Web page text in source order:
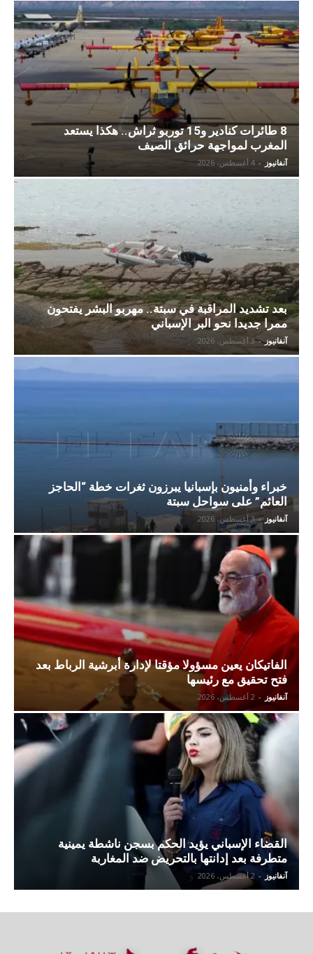
8 طائرات كنادير و15 توربو ثراش.. هكذا يستعد
المغرب لمواجهة حرائق الصيف
آنفانيوز - 4 أغسطس، 2026
بعد تشديد المراقبة في سبتة.. مهربو البشر يفتحون
ممرا جديدا نحو البر الإسباني
آنفانيوز - 3 أغسطس، 2026
خبراء وأمنيون بإسبانيا يبرزون ثغرات خطة “الحاجز
العائم” على سواحل سبتة
آنفانيوز - 3 أغسطس، 2026
الفاتيكان يعين مسؤولا مؤقتا لإدارة أبرشية الرباط بعد
فتح تحقيق مع رئيسها
آنفانيوز - 2 أغسطس، 2026
القضاء الإسباني يؤيد الحكم بسجن ناشطة يمينية
متطرفة بعد إدانتها بالتحريض ضد المغاربة
آنفانيوز - 2 أغسطس، 2026